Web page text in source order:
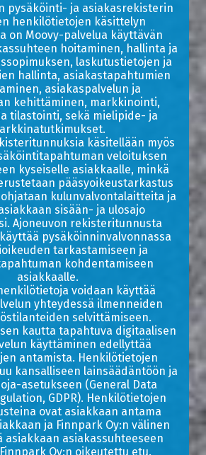
pysäköinti- ja asiakasrekisterin
henkilötietojen käsittelyn
on Moovy-palvelua käyttävän
hoitaminen, hallinta ja
laskutustietojen ja
hallinta, asiakastapahtumien
asiakaspalvelun ja
kehittäminen, markkinointi,
tilastointi, sekä mielipide- ja
käsitellään myös
veloituksen
kyseiselle asiakkaalle, minkä
pääsyoikeustarkastus
kulunvalvontalaitteita ja
sisään- ja ulosajo
Ajoneuvon rekisteritunnusta
pysäköinninvalvonnassa
tarkastamiseen ja
kohdentamiseen
asiakkaalle.
voidaan käyttää
yhteydessä ilmenneiden
selvittämiseen.
kautta tapahtuva digitaalisen
käyttäminen edellyttää
antamista. Henkilötietojen
kansalliseen lainsäädäntöön ja
asetukseen (General Data
GDPR). Henkilötietojen
ovat asiakkaan antama
ja Finnpark Oy:n välinen
asiakkaan asiakassuhteeseen
Oy:n oikeutettu etu.